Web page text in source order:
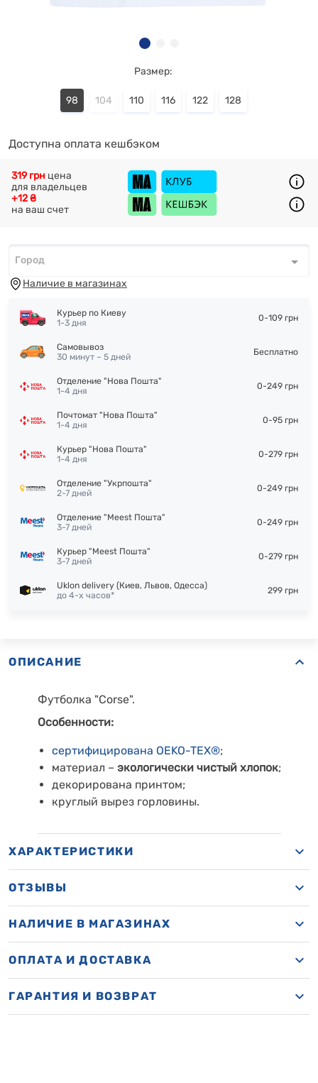
Размер:
98 104 110 116 122 128
Доступна оплата кешбэком
+12 ₴
на ваш счет
319 грн цена
для владельцев
Город*
Город
Наличие в магазинах
Курьер по Киеву
1-3 дня
0-109 грн
Самовывоз
30 минут – 5 дней
Бесплатно
Отделение "Нова Пошта"
1-4 дня
0-249 грн
Почтомат "Нова Пошта"
1-4 дня
0-95 грн
Курьер "Нова Пошта"
1-4 дня
0-279 грн
Отделение "Укрпошта"
2-7 дней
0-249 грн
Отделение "Meest Пошта"
3-7 дней
0-249 грн
Курьер "Meest Пошта"
3-7 дней
0-279 грн
Uklon delivery (Киев, Львов, Одесса)
до 4-х часов*
299 грн
ОПИСАНИЕ
Футболка "Corse".
Особенности:
сертифицирована OEKO-TEX®;
материал – экологически чистый хлопок;
декорирована принтом;
круглый вырез горловины.
ХАРАКТЕРИСТИКИ
ОТЗЫВЫ
НАЛИЧИЕ В МАГАЗИНАХ
ОПЛАТА И ДОСТАВКА
ГАРАНТИЯ И ВОЗВРАТ